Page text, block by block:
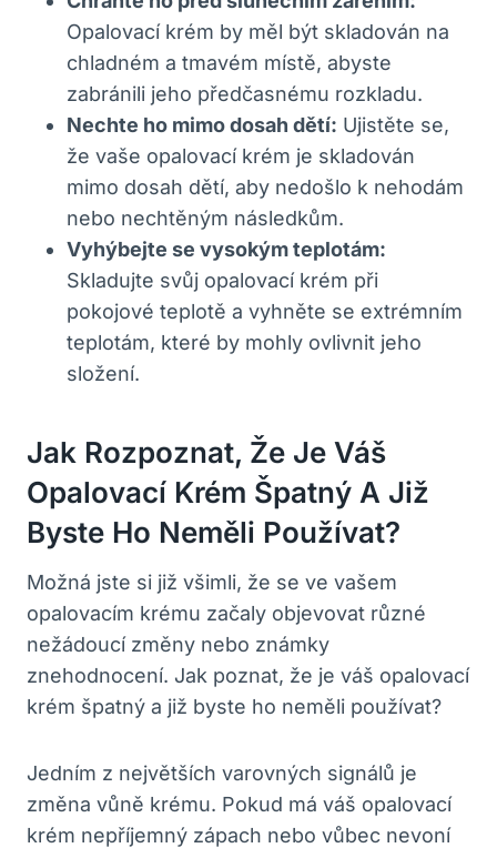
Opalovací krém by měl být skladován na
chladném a tmavém místě, abyste
zabránili jeho předčasnému rozkladu.
Nechte ho mimo dosah dětí: Ujistěte se,
že vaše opalovací krém je skladován
mimo dosah dětí, aby nedošlo k nehodám
nebo nechtěným následkům.
Vyhýbejte se vysokým teplotám:
Skladujte svůj opalovací krém při
pokojové teplotě a vyhněte se extrémním
teplotám, které by mohly ovlivnit jeho
složení.
Jak Rozpoznat, Že Je Váš
Opalovací Krém Špatný A Již
Byste Ho Neměli Používat?
Možná jste si již všimli, že se ve vašem
opalovacím krému začaly objevovat různé
nežádoucí změny nebo známky
znehodnocení. Jak poznat, že je váš opalovací
krém špatný a již byste ho neměli používat?
Jedním z největších varovných signálů je
změna vůně krému. Pokud má váš opalovací
krém nepříjemný zápach nebo vůbec nevoní